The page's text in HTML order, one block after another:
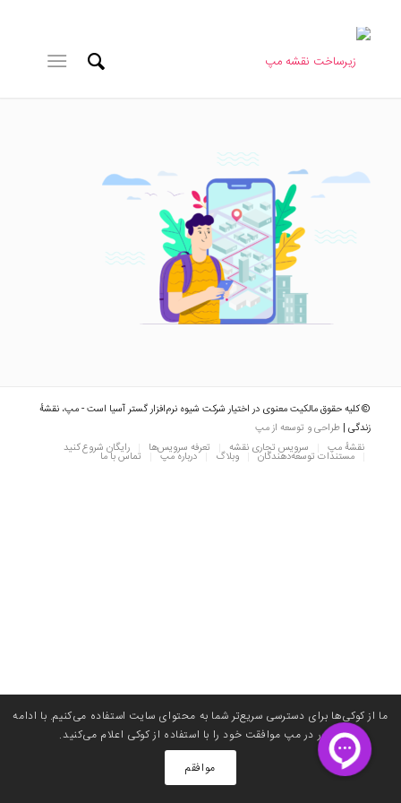
© کلیه حقوق مالکیت معنوی در اختیار شرکت شیوه نرم‌افزار گستر آسیا است - مپ، نقشهٔ
زندگی | طراحی و توسعه از مپ
نقشه‌ٔ مپ
سرویس تجاری نقشه تعرفه سرویس‌ها رایگان شروع کنید
مستندات توسعه‌دهندگان وبلاگ درباره مپ تماس با ما
ما از کوکی‌ها برای دسترسی سریع‌تر شما به محتوای سایت استفاده می‌کنیم. با ادامه
حضور در مپ موافقت خود را با استفاده از کوکی اعلام می‌کنید. ‌
موافقم